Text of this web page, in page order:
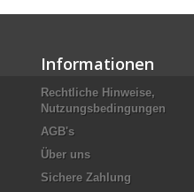
Informationen
Rechtliche Hinweise,
Nutzungsbedingungen
AGB's
Über uns
Sichere Zahlung